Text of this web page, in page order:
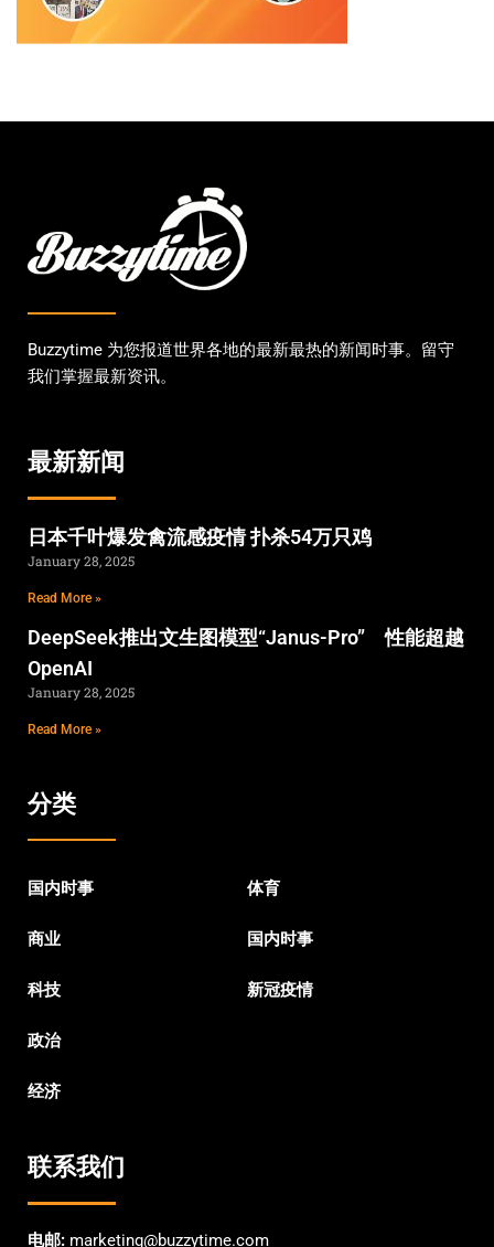
Buzzytime 为您报道世界各地的最新最热的新闻时事。留守
我们掌握最新资讯。
最新新闻
日本千叶爆发禽流感疫情 扑杀54万只鸡
January 28, 2025
Read More »
DeepSeek推出文生图模型“Janus-Pro” 性能超越
OpenAI
January 28, 2025
Read More »
分类
国内时事
商业
科技
政治
经济
体育
国内时事
新冠疫情
联系我们
电邮: marketing@buzzytime.com